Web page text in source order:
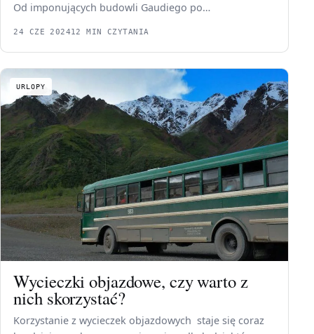
Od imponujących budowli Gaudiego po…
24 CZE 202412 MIN CZYTANIA
URLOPY
Wycieczki objazdowe, czy warto z
nich skorzystać?
Korzystanie z wycieczek objazdowych staje się coraz